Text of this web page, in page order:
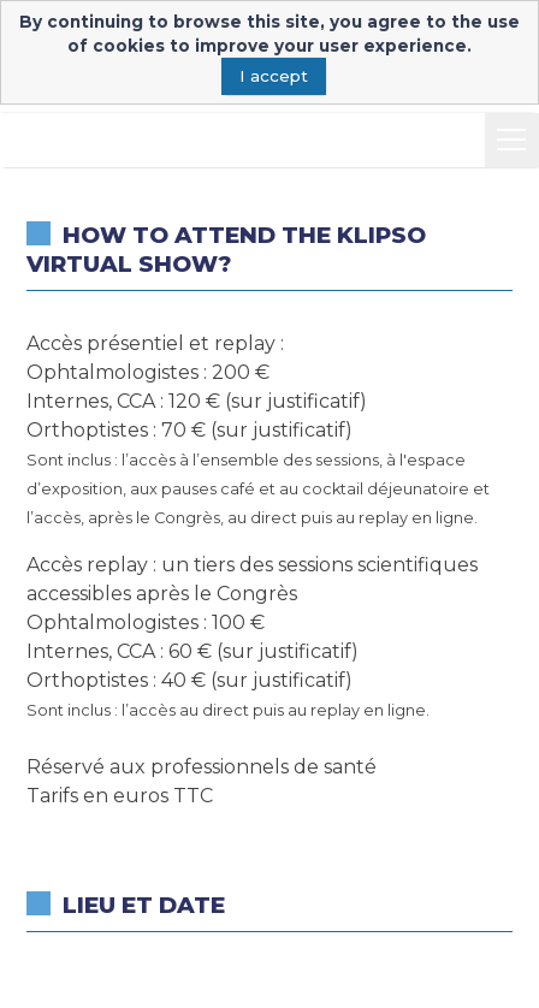
Congressist's login Connexion exposants
HOW TO ATTEND THE KLIPSO
VIRTUAL SHOW?
Accès présentiel et replay :
Ophtalmologistes : 200 €
Internes, CCA : 120 € (sur justificatif)
Orthoptistes : 70 € (sur justificatif)
Sont inclus : l’accès à l’ensemble des sessions, à l'espace
d’exposition, aux pauses café et au cocktail déjeunatoire et
l’accès, après le Congrès, au direct puis au replay en ligne.
Accès replay : un tiers des sessions scientifiques
accessibles après le Congrès
Ophtalmologistes : 100 €
Internes, CCA : 60 € (sur justificatif)
Orthoptistes : 40 € (sur justificatif)
Sont inclus : l’accès au direct puis au replay en ligne.
Réservé aux professionnels de santé
Tarifs en euros TTC
LIEU ET DATE
By continuing to browse this site, you agree to the use
of cookies to improve your user experience.
I accept